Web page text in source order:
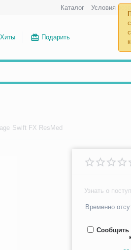
Каталог Условия
Хиты Подарить
Swift FX ResMed
Узнать о
Временно
Сообщить